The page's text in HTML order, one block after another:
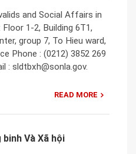
and Social Affairs in
1-2, Building 6T1,
group 7, To Hieu ward,
Phone : (0212) 3852 269
: sldtbxh@sonla.gov.
READ MORE
Và Xã hội